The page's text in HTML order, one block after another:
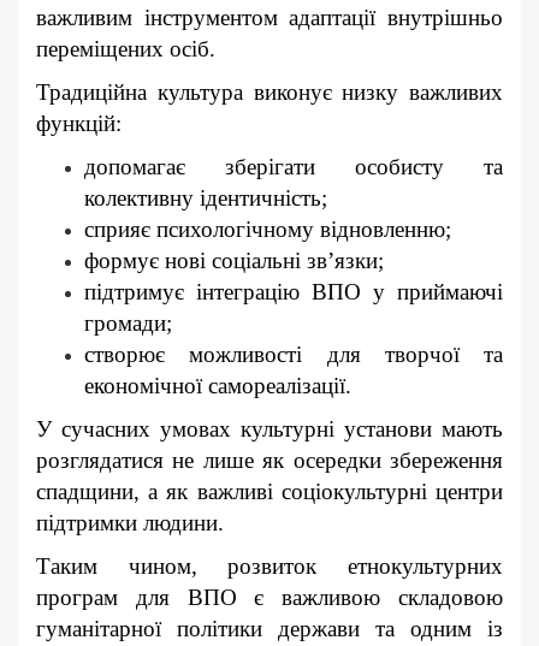
важливим інструментом адаптації внутрішньо
переміщених осіб.
Традиційна культура виконує низку важливих
функцій:
допомагає зберігати особисту та
колективну ідентичність;
сприяє психологічному відновленню;
формує нові соціальні зв’язки;
підтримує інтеграцію ВПО у приймаючі
громади;
створює можливості для творчої та
економічної самореалізації.
У сучасних умовах культурні установи мають
розглядатися не лише як осередки збереження
спадщини, а як важливі соціокультурні центри
підтримки людини.
Таким чином, розвиток етнокультурних
програм для ВПО є важливою складовою
гуманітарної політики держави та одним із